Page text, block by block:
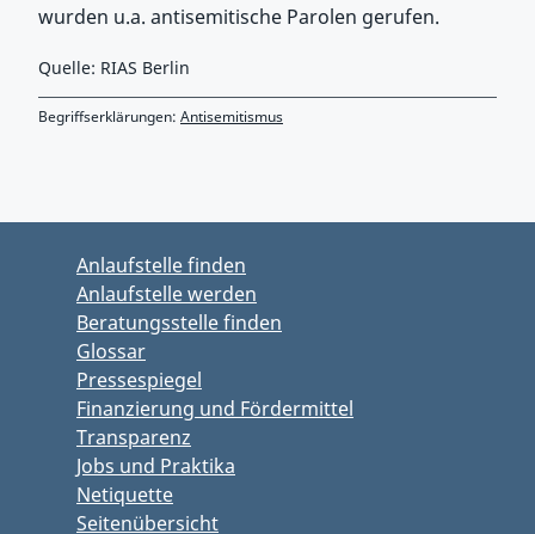
wurden u.a. antisemitische Parolen gerufen.
Quelle: RIAS Berlin
Begriffserklärungen: Antisemitismus
Anlaufstelle finden
Anlaufstelle werden
Beratungsstelle finden
Glossar
Pressespiegel
Finanzierung und Fördermittel
Transparenz
Jobs und Praktika
Netiquette
Seitenübersicht